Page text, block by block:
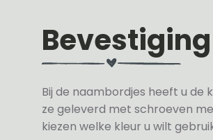
Bevestiging
Bij de naambordjes heeft u de
ze geleverd met schroeven
kiezen welke kleur u wilt